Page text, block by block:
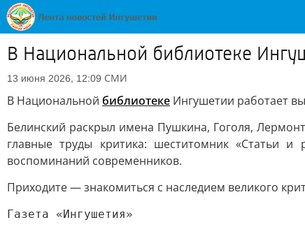
В Национальной библиотеке
13 июня 2026, 12:09 СМИ
В Национальной библиотеке Ингушетии работает
Белинский раскрыл имена Пушкина, Гоголя,
главные труды критика: шеститомник «Статьи и
воспоминаний современников.
Приходите — знакомиться с наследием великого
Газета «Ингушетия»